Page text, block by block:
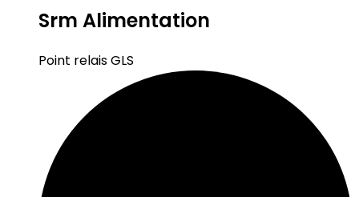
Srm Alimentation
Point relais GLS